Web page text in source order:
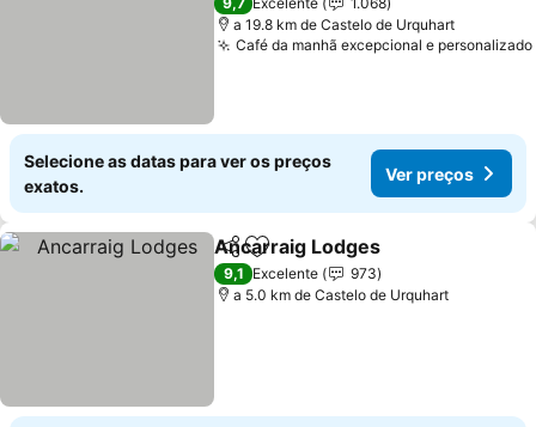
a 19.8 km de Castelo de Urquhart
Café da manhã excepcional e personalizado
Selecione as datas para ver os preços
exatos.
Ver preços
PartilharAdicionar aos favoritos
Ancarraig Lodges
9,1 Excelente
973
a 5.0 km de Castelo de Urquhart